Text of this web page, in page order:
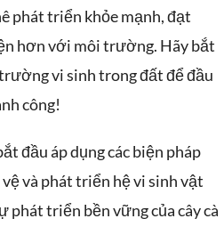
phát triển khỏe mạnh, đạt
hơn với môi trường. Hãy bắt
vi sinh trong đất để đầu
công!
đầu áp dụng các biện pháp
và phát triển hệ vi sinh vật
phát triển bền vững của cây cà